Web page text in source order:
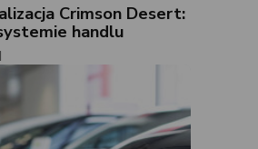
Crimson Desert:
handlu